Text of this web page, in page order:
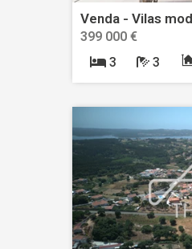
399 000 €
3
3